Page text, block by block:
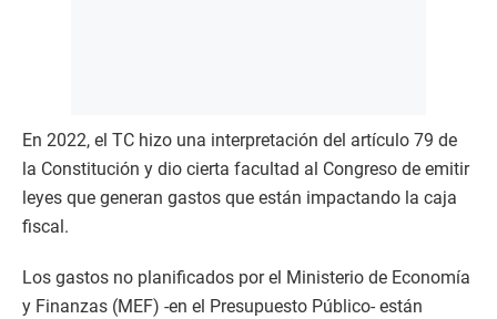
En 2022, el TC hizo una interpretación del artículo 79 de
la Constitución y dio cierta facultad al Congreso de emitir
leyes que generan gastos que están impactando la caja
fiscal.
Los gastos no planificados por el Ministerio de Economía
y Finanzas (MEF) -en el Presupuesto Público- están